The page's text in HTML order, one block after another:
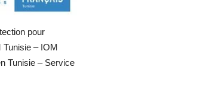
pour
Tunisie – IOM